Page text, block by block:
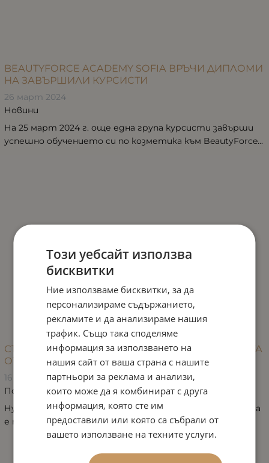
BEAUTYFORCE ACADEMY SOFIA ВРЪЧИ ДИПЛОМИ
НА ЗАВЪРШИЛИ КУРСИСТИ
26 март 2024
Новини
На 25 март 2024 г. още една група курсисти завърши
успешно обучението си по козметика към BeautyForce...
СЪВЕТИ ЗА ПРАВИЛНА ГРИЖА ЗА МЛАДАТА КОЖА
ОТ ARCAYA
16 март 2024
Полезни съвети
Нуждае ли се младата кожа от специални грижи и кога
е подходящо да започнем с тях - тук ще разгледаме...
Този уебсайт използва
бисквитки
Ние използваме бисквитки, за да
персонализираме съдържанието,
рекламите и да анализираме нашия
трафик. Също така споделяме
информация за използването на
нашия сайт от ваша страна с нашите
партньори за реклама и анализи,
които може да я комбинират с друга
информация, която сте им
предоставили или която са събрали от
вашето използване на техните услуги.